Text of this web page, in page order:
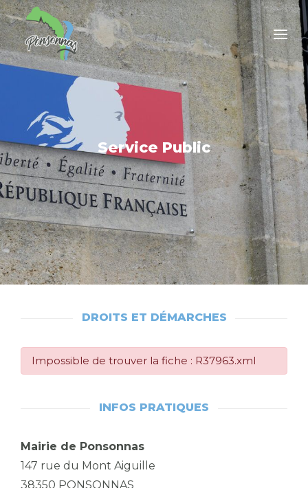
Service Public
DROITS ET DÉMARCHES
Impossible de trouver la fiche : R37963.xml
INFOS PRATIQUES
Mairie de Ponsonnas
147 rue du Mont Aiguille
38350 PONSONNAS